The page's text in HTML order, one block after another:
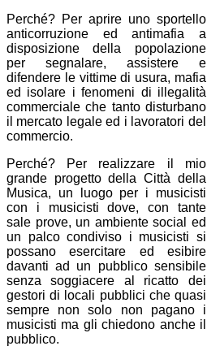
Perché? Per aprire uno sportello
anticorruzione ed antimafia a
disposizione della popolazione
per segnalare, assistere e
difendere le vittime di usura, mafia
ed isolare i fenomeni di illegalità
commerciale che tanto disturbano
il mercato legale ed i lavoratori del
commercio.
Perché? Per realizzare il mio
grande progetto della Città della
Musica, un luogo per i musicisti
con i musicisti dove, con tante
sale prove, un ambiente social ed
un palco condiviso i musicisti si
possano esercitare ed esibire
davanti ad un pubblico sensibile
senza soggiacere al ricatto dei
gestori di locali pubblici che quasi
sempre non solo non pagano i
musicisti ma gli chiedono anche il
pubblico.